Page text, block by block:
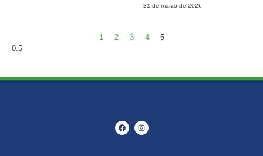
31 de marzo de 2026
1 2 3 4 5